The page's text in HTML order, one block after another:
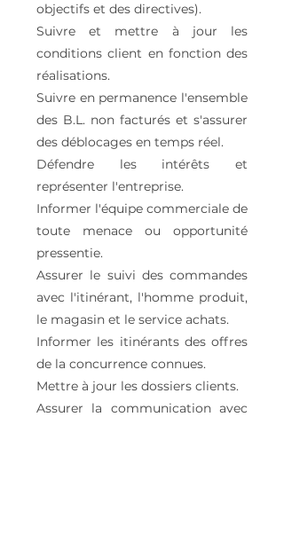
objectifs et des directives).
Suivre et mettre à jour les
conditions client en fonction des
réalisations.
Suivre en permanence l'ensemble
des B.L. non facturés et s'assurer
des déblocages en temps réel.
Défendre les intérêts et
représenter l'entreprise.
Informer l'équipe commerciale de
toute menace ou opportunité
pressentie.
Assurer le suivi des commandes
avec l'itinérant, l'homme produit,
le magasin et le service achats.
Informer les itinérants des offres
de la concurrence connues.
Mettre à jour les dossiers clients.
Assurer la communication avec